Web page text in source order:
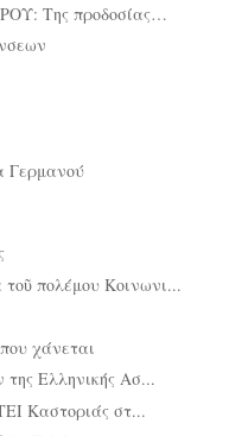
Της προδοσίας…
Γερμανού
πολέμου Κοινωνι...
χάνεται
της Ελληνικής Ασ...
Καστοριάς στ...